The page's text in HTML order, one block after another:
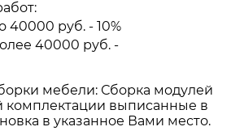
40000 руб. - 10%
40000 руб. -
мебели: Сборка модулей
комплектации выписанные в
в указанное Вами место.